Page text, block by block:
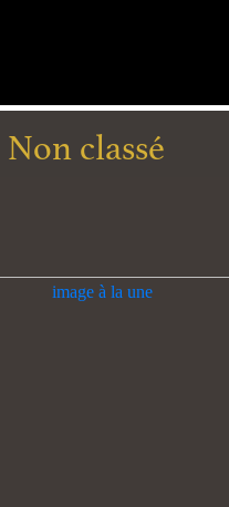
Non classé